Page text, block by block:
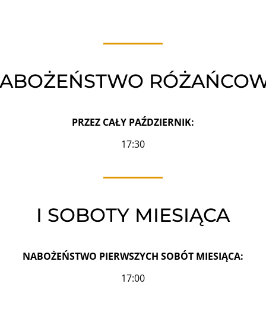
PRZEZ CAŁY PAŹDZIERNIK:
17:30
I SOBOTY MIESIĄCA
NABOŻEŃSTWO PIERWSZYCH SOBÓT MIESIĄCA:
17:00